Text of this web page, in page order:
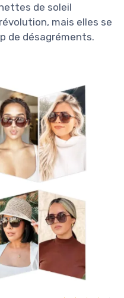
de soleil
mais elles se
de désagréments.